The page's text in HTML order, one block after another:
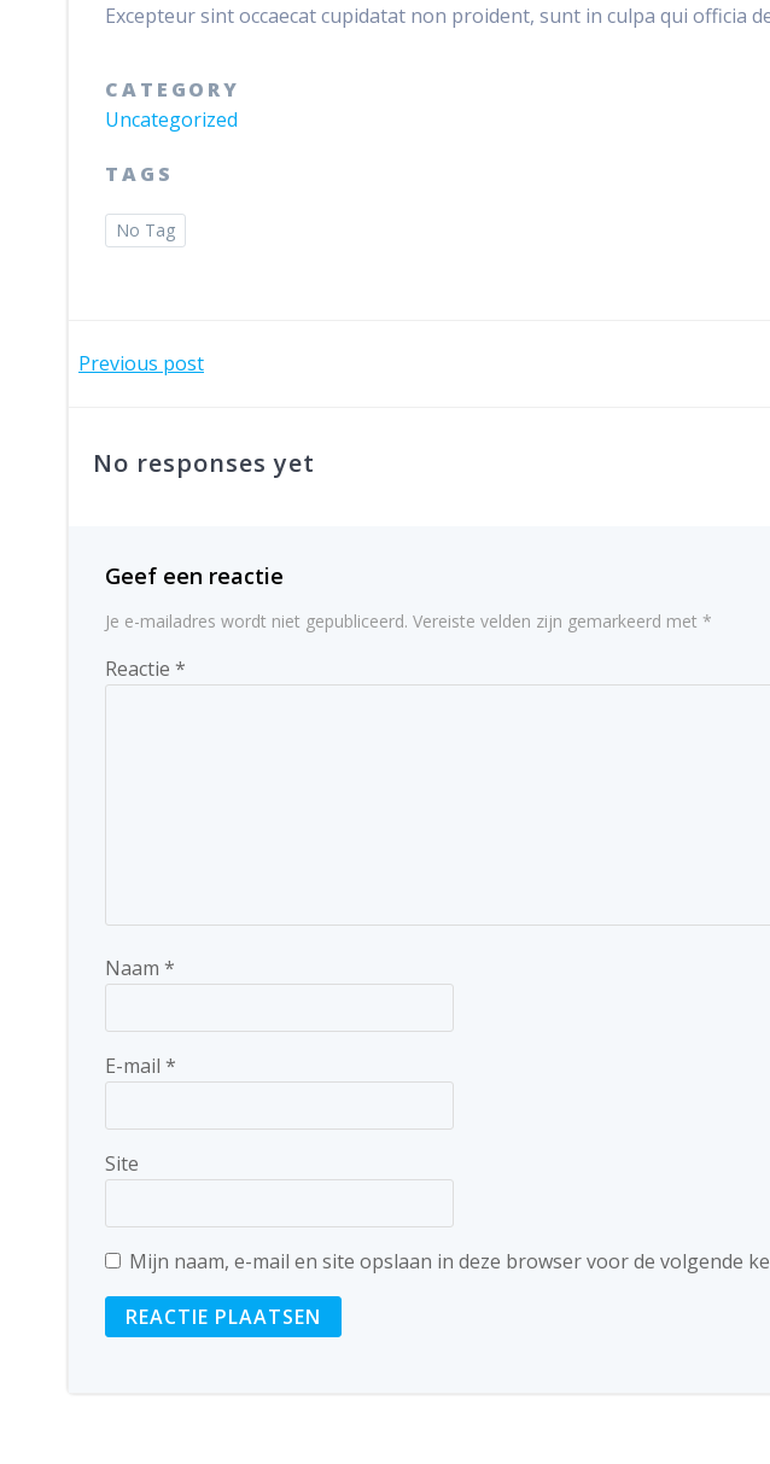
Excepteur sint occaecat cupidatat non proident, sunt in culpa qui officia
CATEGORY
Uncategorized
TAGS
No Tag
Bericht
Previous post
No responses yet
Geef een reactie
Je e-mailadres wordt niet gepubliceerd. Vereiste velden zijn gemarkeerd met *
Reactie *
Naam *
E-mail *
Site
Mijn naam, e-mail en site opslaan in deze browser voor de volgende